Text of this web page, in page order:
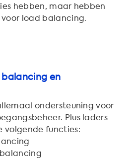
hebben, maar hebben
load balancing.
en
ondersteuning voor
Plus laders
volgende functies: